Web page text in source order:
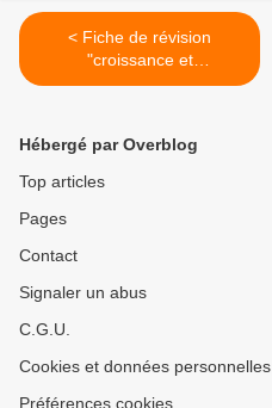
< Fiche de révision
"croissance et
industrialisation"
Hébergé par Overblog
Top articles
Pages
Contact
Signaler un abus
C.G.U.
Cookies et données personnelles
Préférences cookies